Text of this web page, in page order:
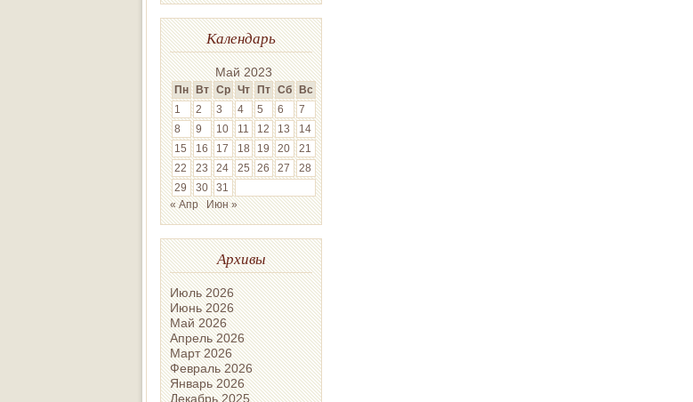
Календарь
Май 2023
Пн Вт Ср Чт Пт Сб Вс
1
2 3 4 5 6
7
8
9 10 11 12 13
14
15
16 17 18 19 20
21
22
23 24 25 26 27
28
29
30
31
« Апр
Июн »
Архивы
Июль 2026
Июнь 2026
Май 2026
Апрель 2026
Март 2026
Февраль 2026
Январь 2026
Декабрь 2025